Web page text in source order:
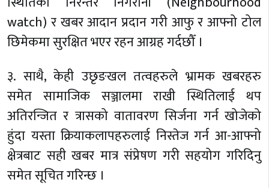
watch) र खबर आदान प्रदान गरी आफु र आफ्नो टोल
छिमेकमा सुरक्षित भएर रहन आग्रह गर्दछौँ ।
३. साथै, केही उछृङखल तत्वहरुले भ्रामक खबरहरु
समेत सामाजिक सञ्जालमा राखी स्थितिलाई थप
अतिरन्जित र त्रासको वातावरण सिर्जना गर्न खोजेको
हुंदा यस्ता क्रियाकलापहरुलाई निस्तेज गर्न आ-आफ्नो
क्षेत्रबाट सही खबर मात्र संप्रेषण गरी सहयोग गरिदिनु
समेत सूचित गरिन्छ ।